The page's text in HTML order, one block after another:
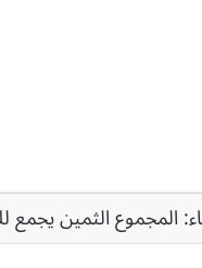
المجموع الثمين يجمع